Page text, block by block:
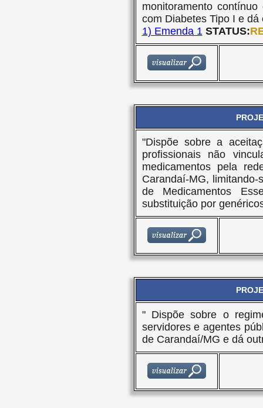
monitoramento
com Diabetes Tipo I e
1) Emenda 1 STATUS:
"Dispõe sobre a
profissionais não
medicamentos pela
Carandaí-MG,
de Medicamentos
substituição por
" Dispõe sobre o
servidores e agentes
de Carandaí/MG e dá